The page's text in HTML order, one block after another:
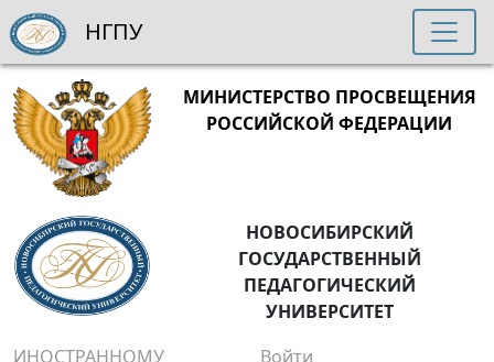
МИНИСТЕРСТВО ПРОСВЕЩЕНИЯ
РОССИЙСКОЙ ФЕДЕРАЦИИ
НОВОСИБИРСКИЙ
ГОСУДАРСТВЕННЫЙ
ПЕДАГОГИЧЕСКИЙ
УНИВЕРСИТЕТ
ИНОСТРАННОМУ
Войти
НГПУ